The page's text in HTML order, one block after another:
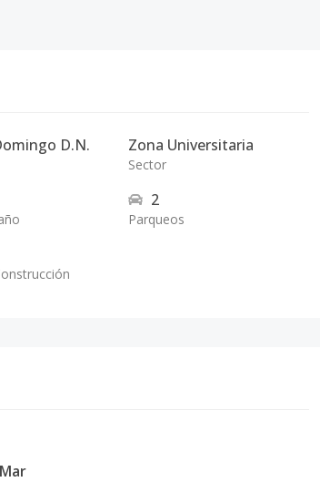
D.N. Zona Universitaria
Sector
2
Parqueos